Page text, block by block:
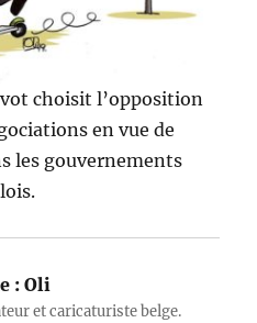
choisit l’opposition
en vue de
les gouvernements
: Oli
et caricaturiste belge.